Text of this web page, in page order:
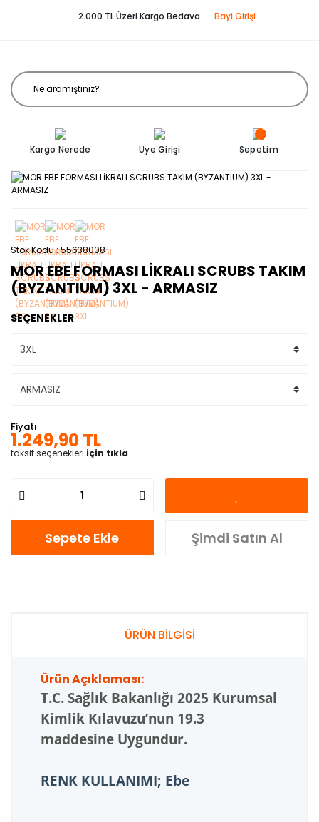
2.000 TL Üzeri Kargo Bedava Bayi Girişi
Kargo Nerede Üye Girişi Sepetim
Stok Kodu 55638008
MOR EBE FORMASI LİKRALI SCRUBS TAKIM
(BYZANTIUM) 3XL - ARMASIZ
SEÇENEKLER
Fiyatı
1.249,90 TL
taksit seçenekleri için tıkla
Sepete Ekle Şimdi Satın Al
ÜRÜN BİLGİSİ
Ürün Açıklaması:
T.C. Sağlık Bakanlığı 2025 Kurumsal
Kimlik Kılavuzu’nun 19.3
maddesine Uygundur.
RENK KULLANIMI; Ebe